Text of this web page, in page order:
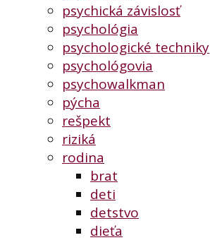
psychická závislosť
psychológia
psychologické techniky
psychológovia
psychowalkman
pýcha
rešpekt
riziká
rodina
brat
deti
detstvo
dieťa